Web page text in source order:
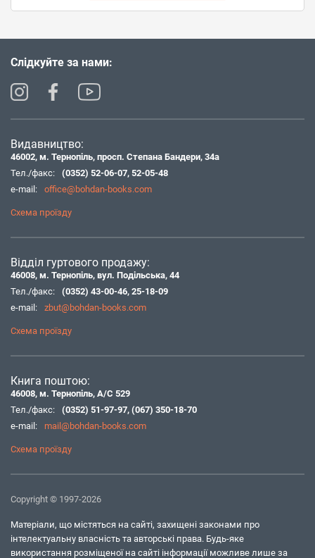
Слідкуйте за нами:
Видавництво:
46002, м. Тернопіль, просп. Степана Бандери, 34а
Тел./факс:
(0352) 52-06-07, 52-05-48
e-mail:
office@bohdan-books.com
Схема проїзду
Відділ гуртового продажу:
46008, м. Тернопіль, вул. Подільська, 44
Тел./факс:
(0352) 43-00-46, 25-18-09
e-mail:
zbut@bohdan-books.com
Схема проїзду
Книга поштою:
46008, м. Тернопіль, А/С 529
Тел./факс:
(0352) 51-97-97, (067) 350-18-70
e-mail:
mail@bohdan-books.com
Схема проїзду
Copyright © 1997-2026
Матеріали, що містяться на сайті, захищені законами про
інтелектуальну власність та авторські права. Будь-яке
використання розміщеної на сайті інформації можливе лише за